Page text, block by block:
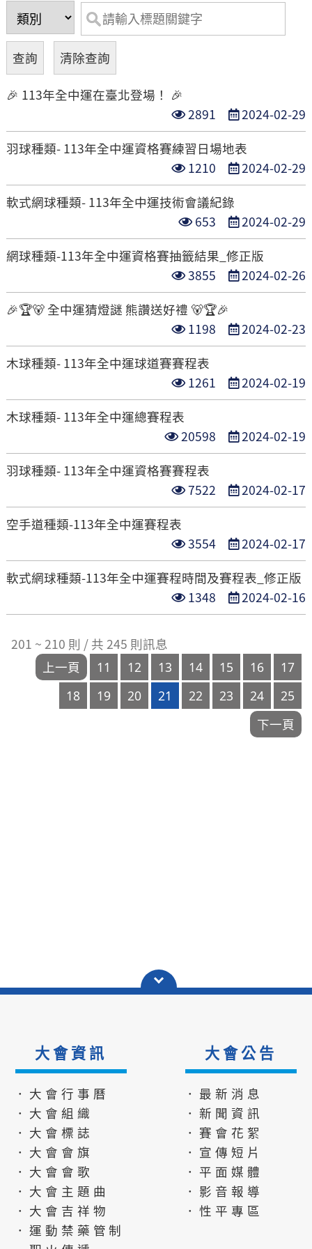
🎉 113年全中運在臺北登場！ 🎉
點
閱
次
數
2891
發
布
日
期
2024-02-29
羽球種類- 113年全中運資格賽練習日場地表
點
閱
次
數
1210
發
布
期
2024-02-29
軟式網球種類- 113年全中運技術會議紀錄
點
閱
次
數
653
發
布
日
期
2024-02-29
網球種類-113年全中運資格賽抽籤結果_修正版
點
閱
次
數
3855
發
布
期
2024-02-26
🎉🏆🐻 全中運猜燈謎 熊讚送好禮 🐻🏆🎉
點
閱
次
數
1198
發
布
期
2024-02-23
木球種類- 113年全中運球道賽賽程表
點
閱
數
1261
發
布
期
2024-02-19
木球種類- 113年全中運總賽程表
點
閱
次
數
20598
發
布
期
2024-02-19
羽球種類- 113年全中運資格賽賽程表
點
閱
數
7522
發
布
期
2024-02-17
空手道種類-113年全中運賽程表
點
閱
次
數
3554
發
布
日
期
2024-02-17
軟式網球種類-113年全中運賽程時間及賽程表_修正版
點
閱
數
1348
發
布
期
2024-02-16
201 ~ 210 則 / 共 245 則訊息
大會資訊
．大會行事曆
．大會組織
．大會標誌
．大會會旗
．大會會歌
．大會主題曲
．大會吉祥物
．運動禁藥管制
大會公告
．最新消息
．新聞資訊
．賽會花絮
．宣傳短片
．平面媒體
．影音報導
．性平專區